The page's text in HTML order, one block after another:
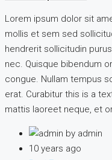
Lorem ipsum dolor sit
mollis et sem sed
hendrerit sollicitudin
nec. Quisque bibendum
congue. Nullam tempus
erat. Curabitur this is a
mattis laoreet neque, et
by admin
10 years ago